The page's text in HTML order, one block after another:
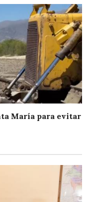
María para evitar